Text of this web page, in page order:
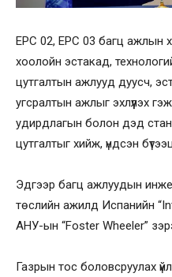
EPC 02, EPC 03 багц ажлын
хоолойн эстакад,
цутгалтын ажлууд дуусч,
угсралтын ажлыг эхлүүлэх
удирдлагын болон дэд
цутгалтыг хийж, үндсэн
Эдгээр багц ажлуудын
төслийн ажилд Испанийн
АНУ-ын “Foster Wheeler”
Газрын тос боловсруулах